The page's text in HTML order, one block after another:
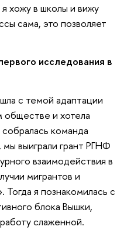
хожу в школы и вижу
сама, это позволяет
исследования в
с темой адаптации
и хотела
команда
выиграли грант РГНФ
взаимодействия в
мигрантов и
я познакомилась с
блока Вышки,
слаженной.